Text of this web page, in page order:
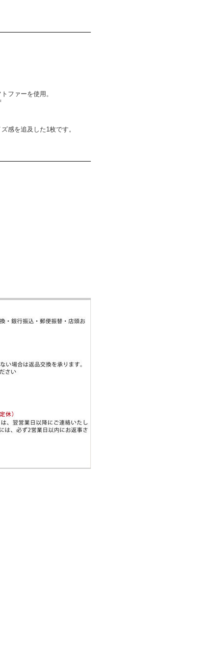
ファーを使用。
感を追及した1枚です。